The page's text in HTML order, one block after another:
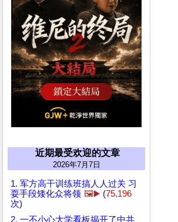
近期最受欢迎的文章
2026年7月7日
1. 军方高干训练班搞人人过关 习
耍手段矮化众将领 🖼️▶️ (75,196
次)
2. 一不小心大学看板揭开了中共